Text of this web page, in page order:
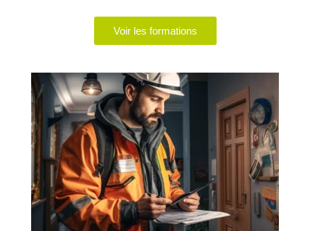
Voir les formations